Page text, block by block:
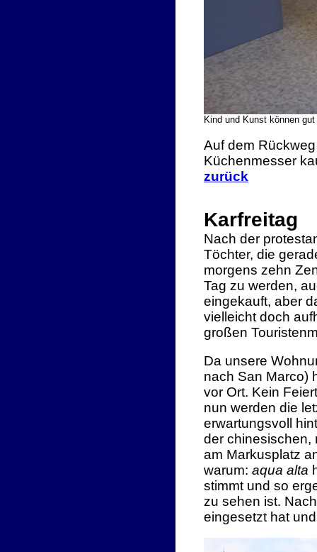
Kind und Kunst können
Auf dem
Küchenmesser
zurück
Karfreitag
Nach der
Töchter, die
morgens zehn
Tag zu werden,
eingekauft, aber
vielleicht doch
großen
Da unsere
nach San Marco)
vor Ort. Kein
nun werden die
erwartungsvoll
der chinesischen,
am Markusplatz
warum: aqua alta
stimmt und so
zu sehen ist.
eingesetzt hat